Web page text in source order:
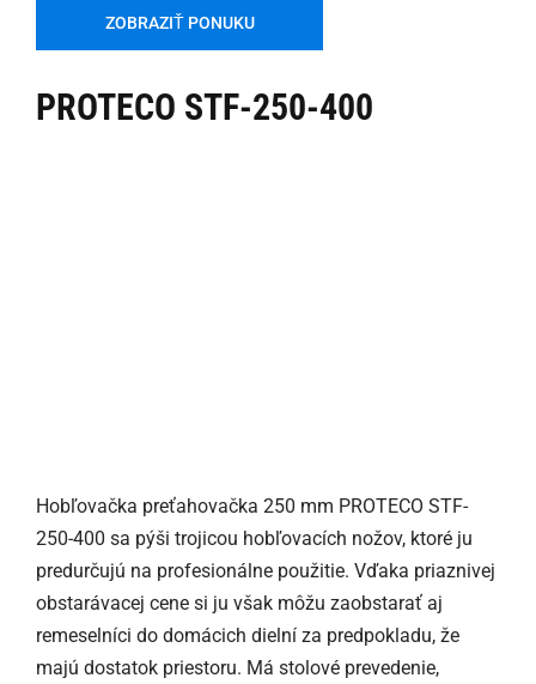
ZOBRAZIŤ PONUKU
PROTECO STF-250-400
Hobľovačka preťahovačka 250 mm PROTECO STF-
250-400 sa pýši trojicou hobľovacích nožov, ktoré ju
predurčujú na profesionálne použitie. Vďaka priaznivej
obstarávacej cene si ju však môžu zaobstarať aj
remeselníci do domácich dielní za predpokladu, že
majú dostatok priestoru. Má stolové prevedenie,